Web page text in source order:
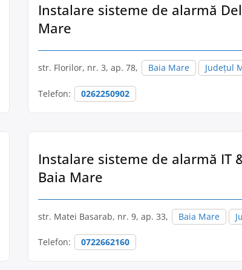
Instalare sisteme de alarmă
Mare
str. Florilor, nr. 3, ap. 78, Baia Mare Județul
Telefon: 0262250902
Instalare sisteme de alarmă IT
Baia Mare
str. Matei Basarab, nr. 9, ap. 33, Baia Mare
Telefon: 0722662160